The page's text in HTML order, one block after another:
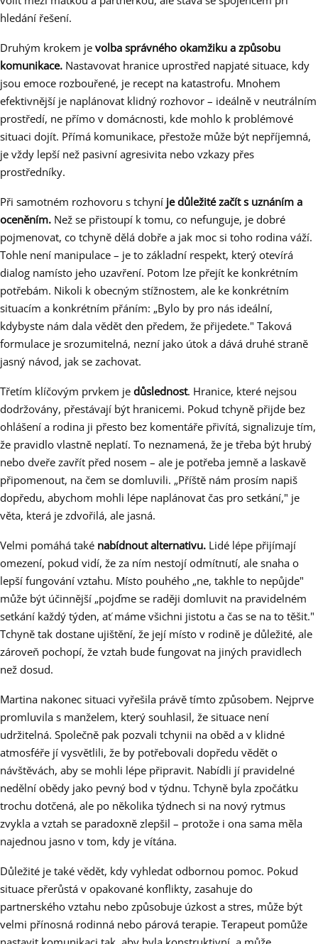
hledání řešení.
Druhým krokem je volba správného okamžiku a způsobu
komunikace. Nastavovat hranice uprostřed napjaté situace, kdy
jsou emoce rozbouřené, je recept na katastrofu. Mnohem
efektivnější je naplánovat klidný rozhovor – ideálně v neutrálním
prostředí, ne přímo v domácnosti, kde mohlo k problémové
situaci dojít. Přímá komunikace, přestože může být nepříjemná,
je vždy lepší než pasivní agresivita nebo vzkazy přes
prostředníky.
Při samotném rozhovoru s tchyní je důležité začít s uznáním a
oceněním. Než se přistoupí k tomu, co nefunguje, je dobré
pojmenovat, co tchyně dělá dobře a jak moc si toho rodina váží.
Tohle není manipulace – je to základní respekt, který otevírá
dialog namísto jeho uzavření. Potom lze přejít ke konkrétním
potřebám. Nikoli k obecným stížnostem, ale ke konkrétním
situacím a konkrétním přáním: „Bylo by pro nás ideální,
kdybyste nám dala vědět den předem, že přijedete." Taková
formulace je srozumitelná, nezní jako útok a dává druhé straně
jasný návod, jak se zachovat.
Třetím klíčovým prvkem je důslednost. Hranice, které nejsou
dodržovány, přestávají být hranicemi. Pokud tchyně přijde bez
ohlášení a rodina ji přesto bez komentáře přivítá, signalizuje tím,
že pravidlo vlastně neplatí. To neznamená, že je třeba být hrubý
nebo dveře zavřít před nosem – ale je potřeba jemně a laskavě
připomenout, na čem se domluvili. „Příště nám prosím napiš
dopředu, abychom mohli lépe naplánovat čas pro setkání," je
věta, která je zdvořilá, ale jasná.
Velmi pomáhá také nabídnout alternativu. Lidé lépe přijímají
omezení, pokud vidí, že za ním nestojí odmítnutí, ale snaha o
lepší fungování vztahu. Místo pouhého „ne, takhle to nepůjde"
může být účinnější „pojďme se raději domluvit na pravidelném
setkání každý týden, ať máme všichni jistotu a čas se na to těšit."
Tchyně tak dostane ujištění, že její místo v rodině je důležité, ale
zároveň pochopí, že vztah bude fungovat na jiných pravidlech
než dosud.
Martina nakonec situaci vyřešila právě tímto způsobem. Nejprve
promluvila s manželem, který souhlasil, že situace není
udržitelná. Společně pak pozvali tchynii na oběd a v klidné
atmosféře jí vysvětlili, že by potřebovali dopředu vědět o
návštěvách, aby se mohli lépe připravit. Nabídli jí pravidelné
nedělní obědy jako pevný bod v týdnu. Tchyně byla zpočátku
trochu dotčená, ale po několika týdnech si na nový rytmus
zvykla a vztah se paradoxně zlepšil – protože i ona sama měla
najednou jasno v tom, kdy je vítána.
Důležité je také vědět, kdy vyhledat odbornou pomoc. Pokud
situace přerůstá v opakované konflikty, zasahuje do
partnerského vztahu nebo způsobuje úzkost a stres, může být
velmi přínosná rodinná nebo párová terapie. Terapeut pomůže